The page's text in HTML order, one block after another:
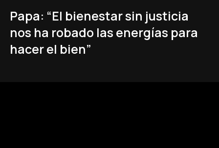
Papa: “El bienestar sin justicia
nos ha robado las energías para
hacer el bien”